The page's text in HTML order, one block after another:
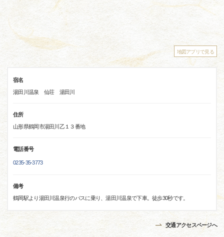
地図アプリで見る
宿名
湯田川温泉 仙荘 湯田川
住所
山形県鶴岡市湯田川乙１３番地
電話番号
0235-35-3773
備考
鶴岡駅より湯田川温泉行のバスに乗り、湯田川温泉で下車。徒歩30秒です。
交通アクセスページへ